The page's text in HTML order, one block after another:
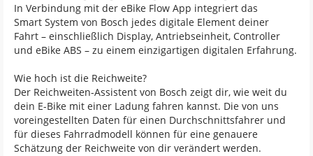
In Verbindung mit der eBike Flow App integriert das
Smart System von Bosch jedes digitale Element deiner
Fahrt – einschließlich Display, Antriebseinheit, Controller
und eBike ABS – zu einem einzigartigen digitalen Erfahrung.
Wie hoch ist die Reichweite?
Der Reichweiten-Assistent von Bosch zeigt dir, wie weit du
dein E-Bike mit einer Ladung fahren kannst. Die von uns
voreingestellten Daten für einen Durchschnittsfahrer und
für dieses Fahrradmodell können für eine genauere
Schätzung der Reichweite von dir verändert werden.